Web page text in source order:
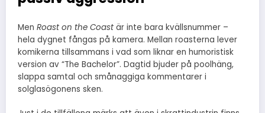
Men Roast on the Coast är inte bara kvällsnummer –
hela dygnet fångas på kamera. Mellan roasterna lever
komikerna tillsammans i vad som liknar en humoristisk
version av “The Bachelor”. Dagtid bjuder på poolhäng,
slappa samtal och smånaggiga kommentarer i
solglasögonens sken.